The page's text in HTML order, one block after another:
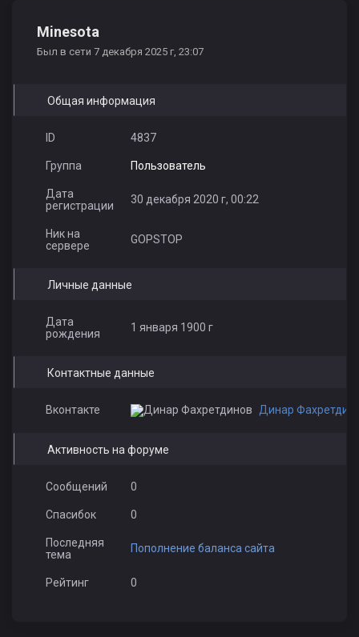
Minesota
Был в сети 7 декабря 2025 г, 23:07
Общая информация
ID 4837
Группа Пользователь
Дата
регистрации
30 декабря 2020 г, 00:22
Ник на
сервере
GOPSTOP
Личные данные
Дата
рождения
1 января 1900 г
Контактные данные
Вконтакте Динар
Активность на форуме
Сообщений 0
Спасибок 0
Последняя
тема
Пополнение баланса сайта
Рейтинг 0